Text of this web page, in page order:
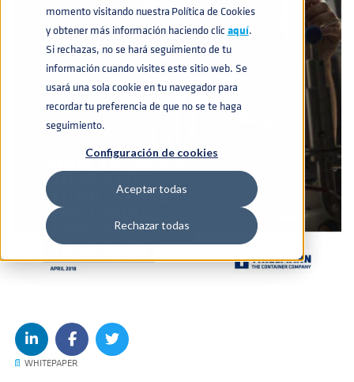
momento visitando nuestra Política de Cookies
y obtener más información haciendo clic aquí.
Si rechazas, no se hará seguimiento de tu
información cuando visites este sitio web. Se
usará una sola cookie en tu navegador para
recordar tu preferencia de que no se te haga
seguimiento.
Configuración de cookies
Aceptar todas
Rechazar todas
📄 WHITEPAPER